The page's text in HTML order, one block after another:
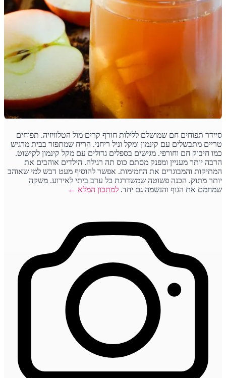
סיידר תפוחים חם שמושלם ללילות חורף קרים מול הטלוויזיה. תפוחים
טריים מתבשלים עם קינמון ומקל וניל ריחני. הריח שמתפזר בבית מרגיש
כמו חיבוק חם וחורפי. מגישים בספלים גדולים עם מקל קינמון לקישוט.
הרבה יותר מעניין ומפנק מסתם כוס תה רגילה. הילדים אוהבים את
המתיקות והמבוגרים את החמימות. אפשר להוסיף מעט דבש למי שאוהב
יותר מתוק. הכנה פשוטה שמשדרגת כל ערב ביתי לאירוע. משקה
שמחמם את הגוף והנשמה גם יחד.למתכון המלא ←